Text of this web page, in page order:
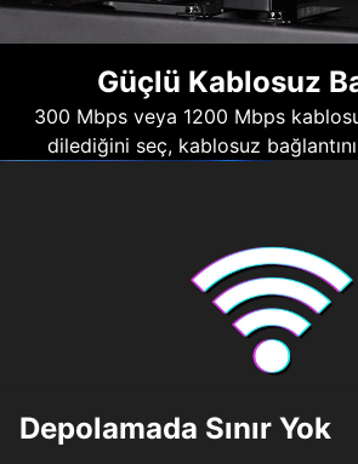
Güçlü Kablosuz
300 Mbps veya 1200 Mbps
dilediğini seç, kablosuz
Depolamada Sınır Yok